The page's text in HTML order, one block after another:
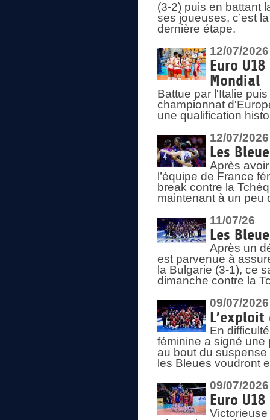
(3-2) puis en battant
ses joueuses, c’est
dernière étape.
12/07/2026
Euro
Mondial
Battue par l'Italie
championnat
une qualification
12/07/2026
Les
Après
l’équipe de France
break contre la
maintenant à un peu
11/07/26
Les
Après un
est parvenue à
la Bulgarie (3-1), ce
dimanche contre la
09/07/2026
En
féminine a signé une
au bout du
les Bleues voudront
09/07/2026
Euro